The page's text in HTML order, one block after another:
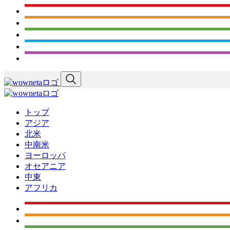
トップ
アジア
北米
中南米
ヨーロッパ
オセアニア
中東
アフリカ